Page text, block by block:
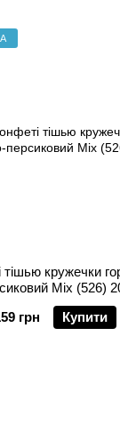
тішью кружечки
Mix (526)
грн
Купити